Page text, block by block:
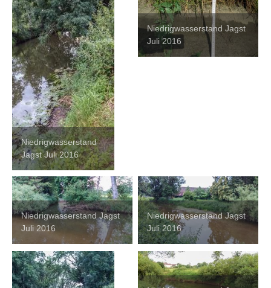
Niedrigwasserstand
Jagst Juli 2016
Niedrigwasserstand Jagst
Juli 2016
Niedrigwasserstand Jagst
Juli 2016
Niedrigwasserstand Jagst
Juli 2016